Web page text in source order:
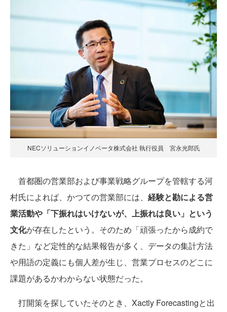
NECソリューションイノベータ株式会社 執行役員 宮永光郎氏
首都圏の営業部および事業戦略グループを管轄する河
村氏によれば、かつての営業部には、 経験と勘による営
業活動や「下振れはいけないが、上振れは良い」という
文化が存在したという。そのため「頑張ったから成約で
きた」など定性的な結果報告が多く、データの集計方法
や用語の定義にも個人差が生じ、営業プロセスのどこに
課題があるかわからない状態だった。
打開策を探していたそのとき、Xactly Forecastingと出